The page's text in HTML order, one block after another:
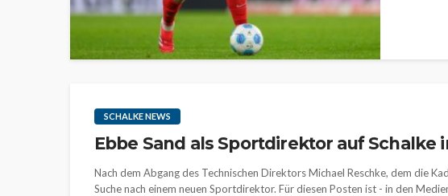
SCHALKE NEWS
Ebbe Sand als Sportdirektor auf Schalke
Nach dem Abgang des Technischen Direktors Michael Reschke, dem die
Suche nach einem neuen Sportdirektor. Für diesen Posten ist - in den